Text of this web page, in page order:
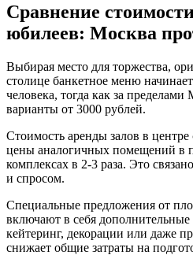
Сравнение
юбилеев: Москва
Выбирая место для торжества,
столице банкетное меню
человека, тогда как за
варианты от 3000 рублей.
Стоимость аренды залов в
цены аналогичных помещений в
комплексах в 2-3 раза. Это
и спросом.
Специальные предложения от
включают в себя дополнительные
кейтеринг, декорации или даже
снижает общие затраты на